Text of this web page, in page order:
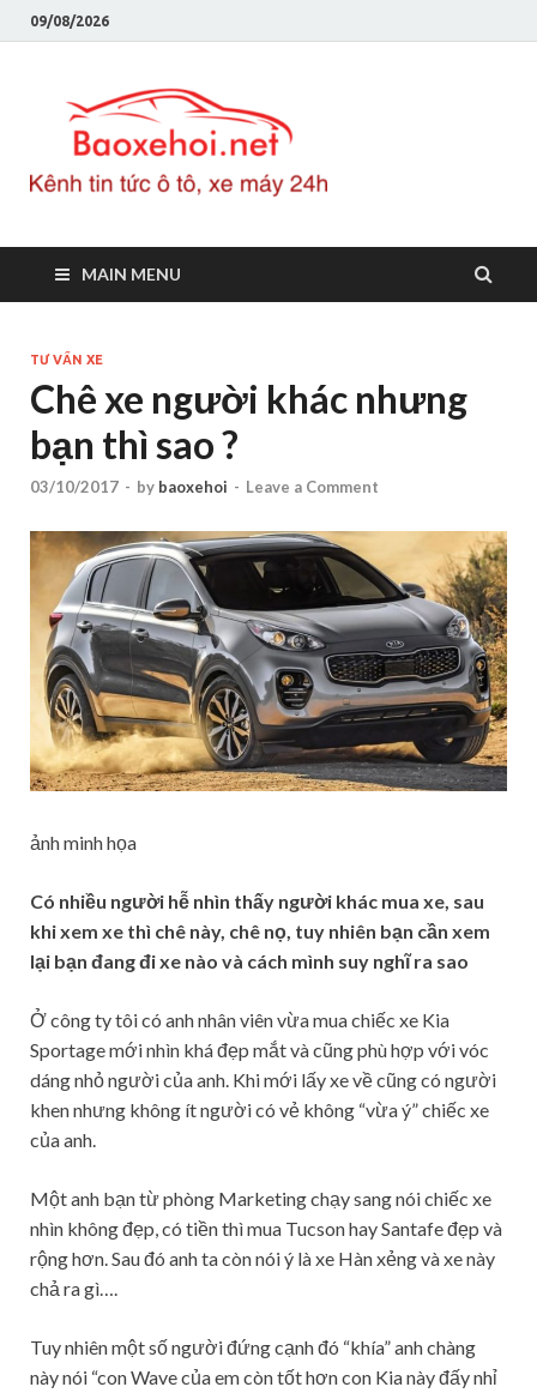
09/08/2026
MAIN MENU
TƯ VẤN XE
Chê xe người khác nhưng
bạn thì sao ?
03/10/2017 - by baoxehoi - Leave a Comment
ảnh minh họa
Có nhiều người hễ nhìn thấy người khác mua xe, sau
khi xem xe thì chê này, chê nọ, tuy nhiên bạn cần xem
lại bạn đang đi xe nào và cách mình suy nghĩ ra sao
Ở công ty tôi có anh nhân viên vừa mua chiếc xe Kia
Sportage mới nhìn khá đẹp mắt và cũng phù hợp với vóc
dáng nhỏ người của anh. Khi mới lấy xe về cũng có người
khen nhưng không ít người có vẻ không “vừa ý” chiếc xe
của anh.
Một anh bạn từ phòng Marketing chạy sang nói chiếc xe
nhìn không đẹp, có tiền thì mua Tucson hay Santafe đẹp và
rộng hơn. Sau đó anh ta còn nói ý là xe Hàn xẻng và xe này
chả ra gì….
Tuy nhiên một số người đứng cạnh đó “khía” anh chàng
này nói “con Wave của em còn tốt hơn con Kia này đấy nhỉ